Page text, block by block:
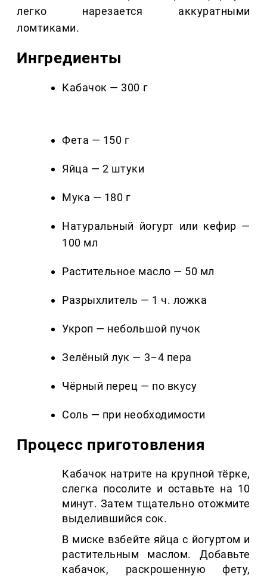
легко нарезается аккуратными
ломтиками.
Ингредиенты
Кабачок — 300 г
Фета — 150 г
Яйца — 2 штуки
Мука — 180 г
Натуральный йогурт или кефир —
100 мл
Растительное масло — 50 мл
Разрыхлитель — 1 ч. ложка
Укроп — небольшой пучок
Зелёный лук — 3–4 пера
Чёрный перец — по вкусу
Соль — при необходимости
Процесс приготовления
Кабачок натрите на крупной тёрке,
слегка посолите и оставьте на 10
минут. Затем тщательно отожмите
выделившийся сок.
В миске взбейте яйца с йогуртом и
растительным маслом. Добавьте
кабачок, раскрошенную фету,